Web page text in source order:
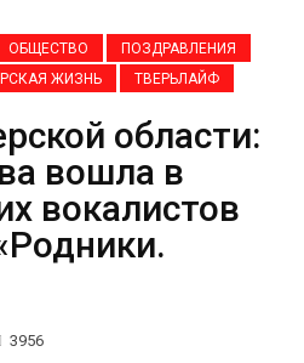
ОБЩЕСТВО
ПОЗДРАВЛЕНИЯ
ЖИЗНЬ ТВЕРЬЛАЙФ
области:
вошла в
вокалистов
3956